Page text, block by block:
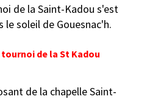
de la Saint-Kadou s'est
le soleil de Gouesnac'h.
de la St Kadou
de la chapelle Saint-